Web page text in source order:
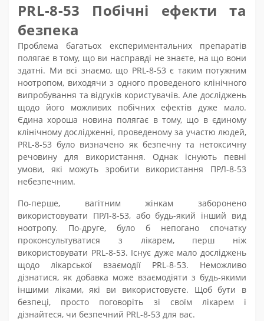
PRL-8-53 Побічні ефекти та
безпека
Проблема багатьох експериментальних препаратів
полягає в тому, що ви насправді не знаєте, на що вони
здатні. Ми всі знаємо, що PRL-8-53 є таким потужним
ноотропом, виходячи з одного проведеного клінічного
випробування та відгуків користувачів. Але досліджень
щодо його можливих побічних ефектів дуже мало.
Єдина хороша новина полягає в тому, що в єдиному
клінічному дослідженні, проведеному за участю людей,
PRL-8-53 було визначено як безпечну та нетоксичну
речовину для використання. Однак існують певні
умови, які можуть зробити використання ПРЛ-8-53
небезпечним.
По-перше, вагітним жінкам заборонено
використовувати ПРЛ-8-53, або будь-який інший вид
ноотропу. По-друге, було б непогано спочатку
проконсультуватися з лікарем, перш ніж
використовувати PRL-8-53. Існує дуже мало досліджень
щодо лікарської взаємодії PRL-8-53. Неможливо
дізнатися, як добавка може взаємодіяти з будь-якими
іншими ліками, які ви використовуєте. Щоб бути в
безпеці, просто поговоріть зі своїм лікарем і
дізнайтеся, чи безпечний PRL-8-53 для вас.